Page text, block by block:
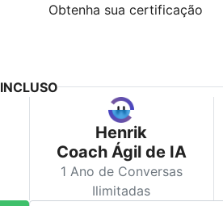
Obtenha sua certificação
INCLUSO
Henrik
Coach Ágil de IA
1 Ano de Conversas
Ilimitadas